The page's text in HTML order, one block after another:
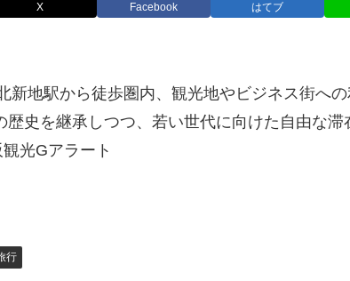
X Facebook はてブ
新地駅から徒歩圏内、観光地やビジネス街へ
歴史を継承しつつ、若い世代に向けた自由な滞
光Gアラート
行